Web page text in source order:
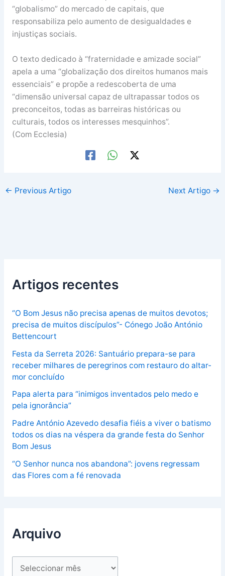
“globalismo” do mercado de capitais, que
responsabiliza pelo aumento de desigualdades e
injustiças sociais.
O texto dedicado à “fraternidade e amizade social”
apela a uma “globalização dos direitos humanos mais
essenciais” e propõe a redescoberta de uma
“dimensão universal capaz de ultrapassar todos os
preconceitos, todas as barreiras históricas ou
culturais, todos os interesses mesquinhos”.
(Com Ecclesia)
← Previous Artigo Next Artigo →
Artigos recentes
“O Bom Jesus não precisa apenas de muitos devotos;
precisa de muitos discípulos”- Cónego João António
Bettencourt
Festa da Serreta 2026: Santuário prepara-se para
receber milhares de peregrinos com restauro do altar-
mor concluído
Papa alerta para “inimigos inventados pelo medo e
pela ignorância”
Padre António Azevedo desafia fiéis a viver o batismo
todos os dias na véspera da grande festa do Senhor
Bom Jesus
“O Senhor nunca nos abandona”: jovens regressam
das Flores com a fé renovada
Arquivo